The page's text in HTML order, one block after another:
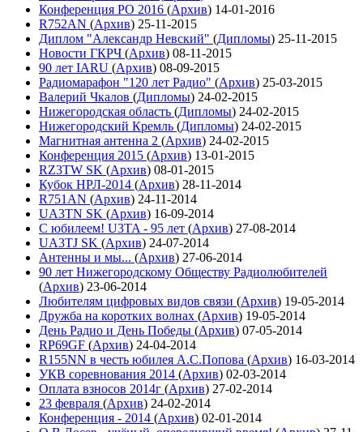
Конференция РО 2016 (Архив) 14-01-2016
R752AN (Архив) 25-11-2015
Диплом "Александр Невский" (Дипломы) 25-11-2015
Новости ГКРЧ (Архив) 08-11-2015
90 лет IARU (Архив) 08-09-2015
Радиомарафон "120 лет Радио" (Архив) 25-03-2015
Валерий Чкалов (Дипломы) 24-02-2015
Нижегородская область (Дипломы) 24-02-2015
Нижегородский Кремль (Дипломы) 24-02-2015
Магнитная антенна 2 (Архив) 24-02-2015
Конференция 2015 (Архив) 13-01-2015
RZ3TW SK (Архив) 08-01-2015
Кубок НРЛ-2014 (Архив) 28-11-2014
R751AN (Архив) 24-11-2014
UA3TN SK (Архив) 16-09-2014
С юбилеем! U3TA - 95 лет (Архив) 27-08-2014
UA3TJ SK (Архив) 24-07-2014
Антенны и мы... (Архив) 27-06-2014
90 лет Нижегородскому Обществу Радиолюбителей
(Архив) 23-06-2014
Любителям цифровых видов связи (Архив) 19-05-2014
Дружба на коротких волнах (Архив) 19-05-2014
День Радио и День Победы (Архив) 07-05-2014
RP69GF (Архив) 24-04-2014
R155NN в честь юбилея А.С.Попова (Архив) 16-03-2014
УКВ соревнования 2014 (Архив) 02-03-2014
Оплата взносов 2014г (Архив) 27-02-2014
23 февраля (Архив) 24-02-2014
Конференция - 2014 (Архив) 02-01-2014